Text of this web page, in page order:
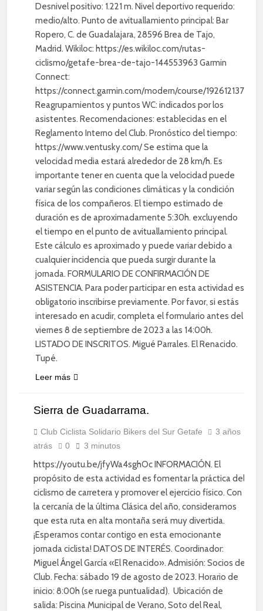
Desnivel positivo: 1.221 m. Nivel deportivo requerido:
medio/alto. Punto de avituallamiento principal: Bar
Ropero, C. de Guadalajara, 28596 Brea de Tajo,
Madrid. Wikiloc: https://es.wikiloc.com/rutas-
ciclismo/getafe-brea-de-tajo-144553963 Garmin
Connect:
https://connect.garmin.com/modern/course/192612137
Reagrupamientos y puntos WC: indicados por los
asistentes. Recomendaciones: establecidas en el
Reglamento Interno del Club. Pronóstico del tiempo:
https://www.ventusky.com/ Se estima que la
velocidad media estará alrededor de 28 km/h. Es
importante tener en cuenta que la velocidad puede
variar según las condiciones climáticas y la condición
física de los compañeros. El tiempo estimado de
duración es de aproximadamente 5:30h. excluyendo
el tiempo en el punto de avituallamiento principal.
Este cálculo es aproximado y puede variar debido a
cualquier incidencia que pueda surgir durante la
jornada. FORMULARIO DE CONFIRMACIÓN DE
ASISTENCIA. Para poder participar en esta actividad es
obligatorio inscribirse previamente. Por favor, si estás
interesado en acudir, completa el formulario antes del
viernes 8 de septiembre de 2023 a las 14:00h.
LISTADO DE INSCRITOS. Migué Parrales. El Renacido.
Tupé.
Leer más
CICLISMO
CARRETERA
DIVERSIÓN
Sierra de Guadarrama.
Club Ciclista Solidario Bikers del Sur Getafe
3 años
atrás
0 3 minutos
https://youtu.be/jfyWa4sghOc INFORMACIÓN. El
propósito de esta actividad es fomentar la práctica del
ciclismo de carretera y promover el ejercicio físico. Con
la cercanía de la última Clásica del año, consideramos
que esta ruta en alta montaña será muy divertida.
¡Esperamos contar contigo en esta emocionante
jornada ciclista! DATOS DE INTERÉS. Coordinador:
Miguel Ángel García «El Renacido». Admisión: Socios del
Club. Fecha: sábado 19 de agosto de 2023. Horario de
inicio: 8:00h (se ruega puntualidad). Ubicación de
salida: Piscina Municipal de Verano, Soto del Real,